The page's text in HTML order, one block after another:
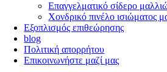
Επαγγελματικό σίδερο
Χονδρικό πινέλο ισιώματος
Εξοπλισμός επιθεώρησης
blog
Πολιτική απορρήτου
Επικοινωνήστε μαζί μας